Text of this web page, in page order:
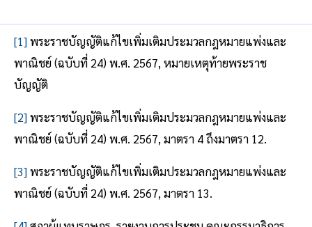
[1]พระราชบัญญัติแก้ไขเพิ่มเติมประมวลกฎหมายแพ่งและ
พาณิชย์ (ฉบับที่ 24) พ.ศ. 2567, หมายเหตุท้ายพระราช
บัญญัติ
[2]พระราชบัญญัติแก้ไขเพิ่มเติมประมวลกฎหมายแพ่งและ
พาณิชย์ (ฉบับที่ 24) พ.ศ. 2567, มาตรา 4 ถึงมาตรา 12.
[3]พระราชบัญญัติแก้ไขเพิ่มเติมประมวลกฎหมายแพ่งและ
พาณิชย์ (ฉบับที่ 24) พ.ศ. 2567, มาตรา 13.